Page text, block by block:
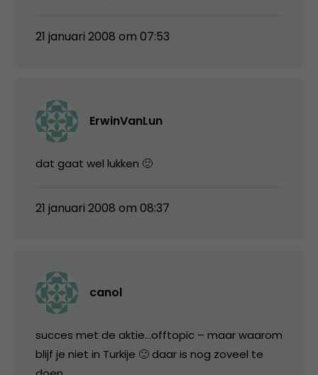
21 januari 2008 om 07:53
ErwinVanLun
dat gaat wel lukken 🙂
21 januari 2008 om 08:37
canol
succes met de aktie…offtopic – maar waarom
blijf je niet in Turkije 🙂 daar is nog zoveel te